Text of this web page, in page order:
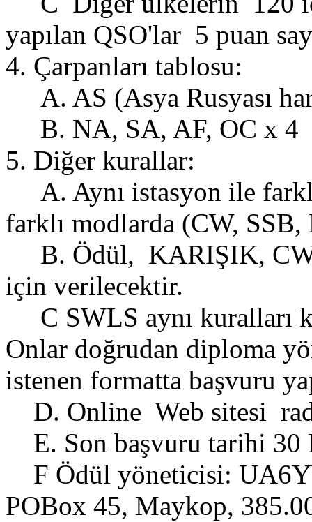
yapılan QSO'lar 5 puan
4. Çarpanları tablosu:
A. AS (Asya Rusyası
B. NA, SA, AF, OC x 4
5. Diğer kurallar:
A. Aynı istasyon ile
farklı modlarda (CW,
B. Ödül, KARIŞIK,
için verilecektir.
C SWLS aynı kuralları
Onlar doğrudan diploma
istenen formatta başvuru
D. Online Web sitesi
E. Son başvuru tarihi 30
F Ödül yöneticisi:
POBox 45, Maykop,